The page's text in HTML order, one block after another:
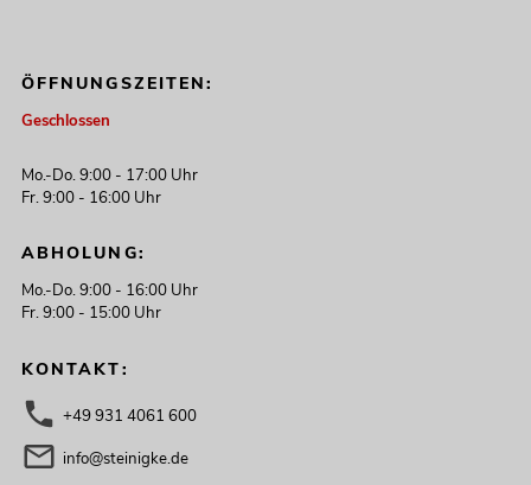
EUROLITE Set LED Multi FX Laser Bar
+ Soft-Bag
Bestand reicht ca. 12 Wo.
289,00
ÖFFNUNGSZEITEN:
Geschlossen
Mo.-Do. 9:00 - 17:00 Uhr
Fr. 9:00 - 16:00 Uhr
ABHOLUNG:
Mo.-Do. 9:00 - 16:00 Uhr
Fr. 9:00 - 15:00 Uhr
KONTAKT:
+49 931 4061 600
info@steinigke.de